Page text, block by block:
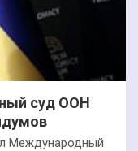
суд ООН
Международный